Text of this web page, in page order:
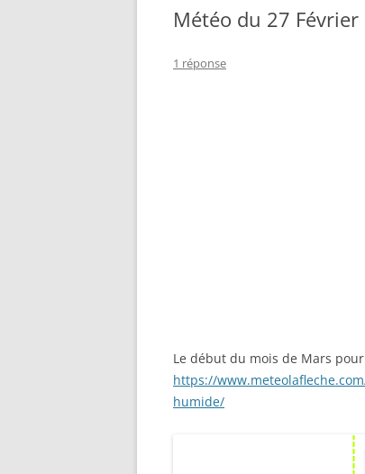
Météo du 27
1 réponse
Le début du mois de Mars
https://
humide/